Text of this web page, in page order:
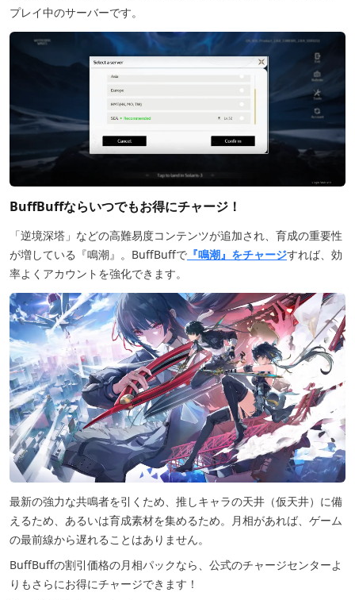
プレイ中のサーバーです。
BuffBuffならいつでもお得にチャージ！
「逆境深塔」などの高難易度コンテンツが追加され、育成の重要性
が増している『鳴潮』。BuffBuffで 『鳴潮』をチャージすれば、効
率よくアカウントを強化できます。
最新の強力な共鳴者を引くため、推しキャラの天井（仮天井）に備
えるため、あるいは育成素材を集めるため。月相があれば、ゲーム
の最前線から遅れることはありません。
BuffBuffの割引価格の月相パックなら、公式のチャージセンターよ
りもさらにお得にチャージできます！